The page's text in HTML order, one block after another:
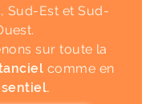
Sud-Est et Sud-
sur toute la
comme en